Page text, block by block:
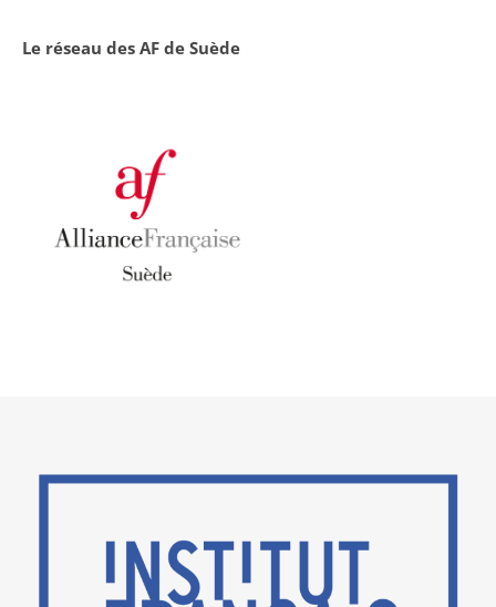
Le réseau des AF de Suède